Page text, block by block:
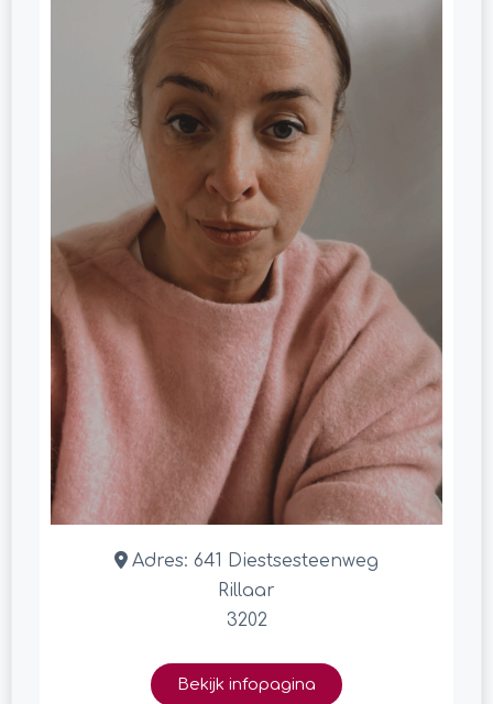
Adres:641 Diestsesteenweg
Rillaar
3202
Bekijk infopagina